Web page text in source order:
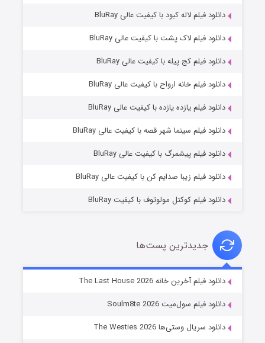
شوگر فصل ۲
دانلود فیلم لاله کبود با کیفیت عالی BluRay
دانلود فیلم لاک پشت با کیفیت عالی BluRay
دانلود فیلم کج‌ پیله با کیفیت عالی BluRay
دانلود فیلم خانه ارواح با کیفیت عالی BluRay
دانلود فیلم یازده یازده با کیفیت عالی BluRay
دانلود فیلم سینما شهر قصه با کیفیت عالی BluRay
دانلود فیلم پیشمرگ با کیفیت عالی BluRay
دانلود فیلم زیبا صدایم کن با کیفیت عالی BluRay
دانلود فیلم کوکتل مولوتوف با کیفیت BluRay
جدیدترین پست‌ها
دانلود فیلم آخرین خانه The Last House 2026
دانلود فیلم سول‌میت Soulm8te 2026
دانلود سریال وستی‌ها The Westies 2026